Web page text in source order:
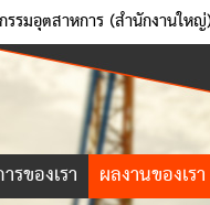
รมอุตสาหการ (สำนักงานให
รของเรา ผลงานของเรา